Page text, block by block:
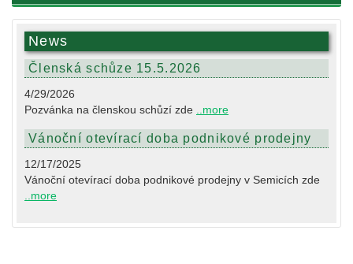
News
Členská schůze 15.5.2026
4/29/2026
Pozvánka na členskou schůzí zde
..more
Vánoční otevírací doba podnikové prodejny
12/17/2025
Vánoční otevírací doba podnikové prodejny v Semicích zde
..more